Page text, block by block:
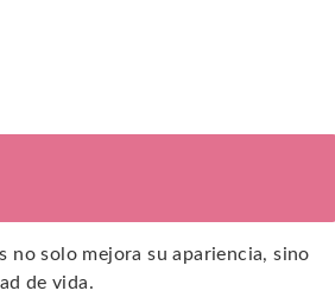
no solo mejora su apariencia, sino
de vida.